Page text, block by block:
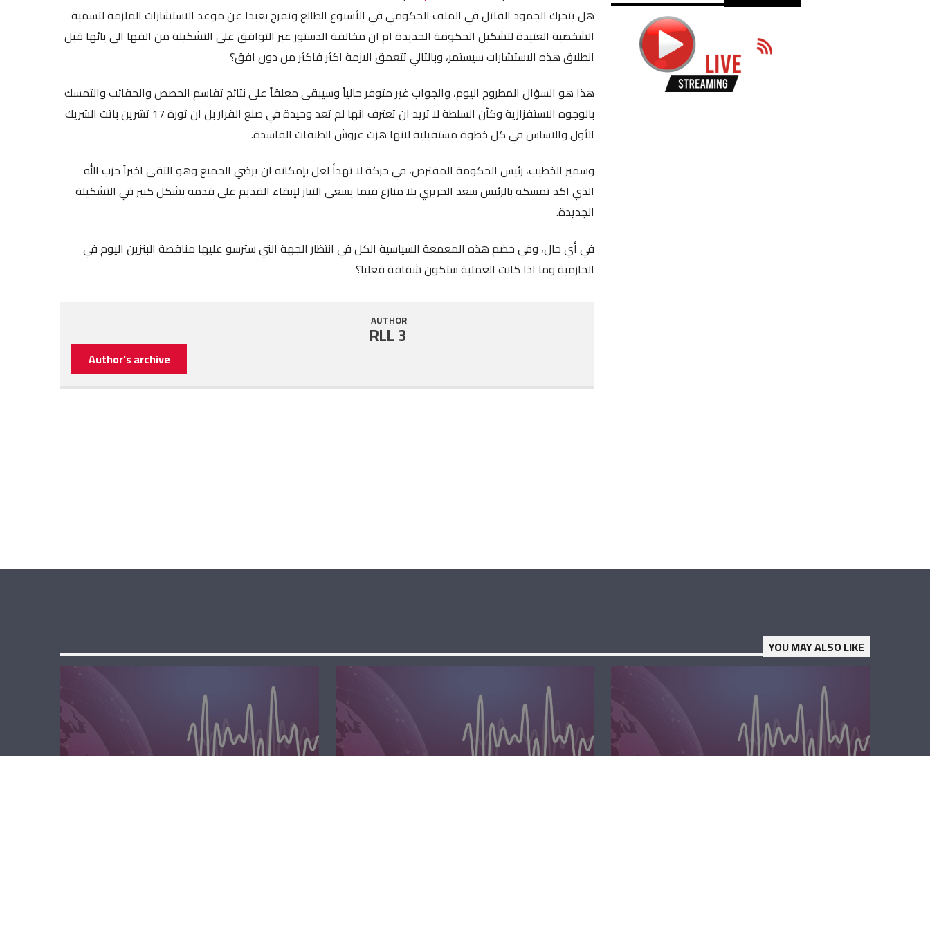
RSS FEED
SHARE
LINK
هل يتحرك الجمود القاتل في الملف الحكومي في الأسبوع الطالع وتفرج بعبدا عن موعد الاستشارات الملزمة لتسمية
الشخصية العتيدة لتشكيل الحكومة الجديدة ام ان مخالفة الدستور عبر التوافق على التشكيلة من الفها الى يائها قبل
انطلاق هذه الاستشارات سيستمر، وبالتالي تتعمق الازمة اكثر فاكثر من دون افق؟
هذا هو السؤال المطروح اليوم، والجواب غير متوفر حالياً وسيبقى معلقاً على نتائج تقاسم الحصص والحقائب والتمسك
بالوجوه الاستفزازية وكأن السلطة لا تريد ان تعترف انها لم تعد وحيدة في صنع القرار بل ان ثورة 17 تشرين باتت الشريك
الأول والاساس في كل خطوة مستقبلية لانها هزت عروش الطبقات الفاسدة.
وسمير الخطيب، رئيس الحكومة المفترض، في حركة لا تهدأ لعل بإمكانه ان يرضي الجميع وهو التقى اخيراً حزب الله
الذي اكد تمسكه بالرئيس سعد الحريري بلا منازع فيما يسعى التيار لإبقاء القديم على قدمه بشكل كبير في التشكيلة
الجديدة.
في أي حال، وفي خضم هذه المعمعة السياسية الكل في انتظار الجهة التي سترسو عليها مناقصة البنزين اليوم في
الحازمية وما اذا كانت العملية ستكون شفافة فعليا؟
AUTHOR
RLL 3
Author's archive
YOU MAY ALSO LIKE